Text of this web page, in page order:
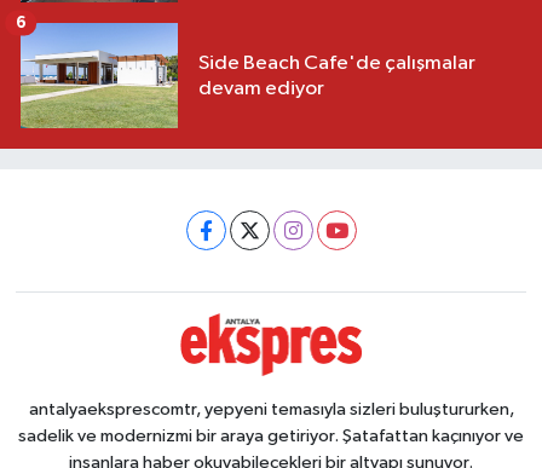
Side Beach Cafe'de çalışmalar
devam ediyor
6
antalyaeksprescomtr, yepyeni temasıyla sizleri buluştururken,
sadelik ve modernizmi bir araya getiriyor. Şatafattan kaçınıyor ve
insanlara haber okuyabilecekleri bir altyapı sunuyor.